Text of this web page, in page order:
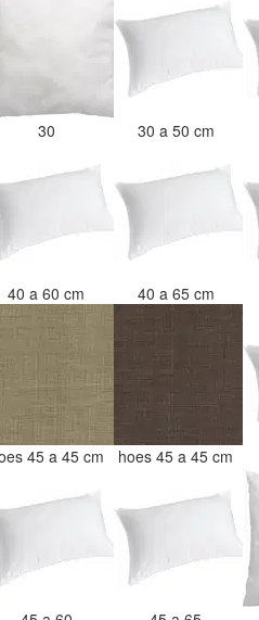
30 30 a 50 cm
40 a 60 cm 40 a 65 cm
45 a 45 cm hoes 45 a 45 cm